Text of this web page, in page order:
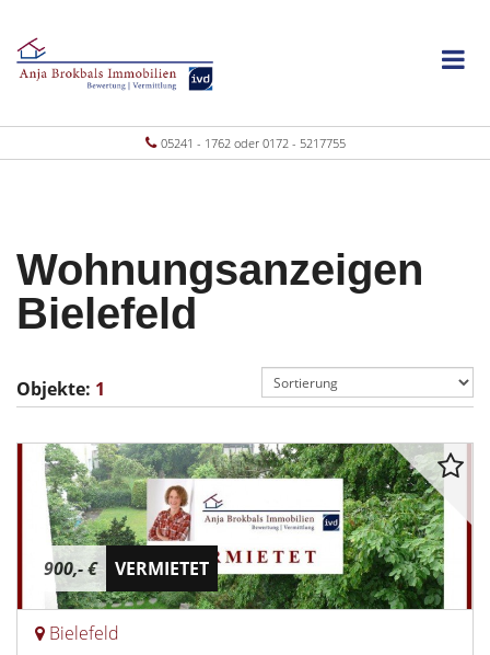
05241 - 1762 oder 0172 - 5217755
Wohnungsanzeigen
Bielefeld
Objekte: 1
900,- € VERMIETET
Bielefeld